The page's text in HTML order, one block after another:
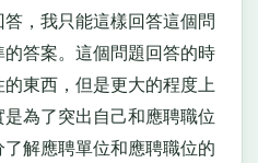
，我只能這樣回答這個問
答案。這個問題回答的時
東西，但是更大的程度上
為了突出自己和應聘職位
解應聘單位和應聘職位的